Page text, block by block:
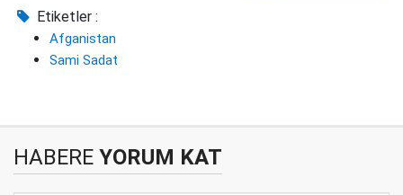
Etiketler :
Afganistan
Sami Sadat
HABERE YORUM KAT